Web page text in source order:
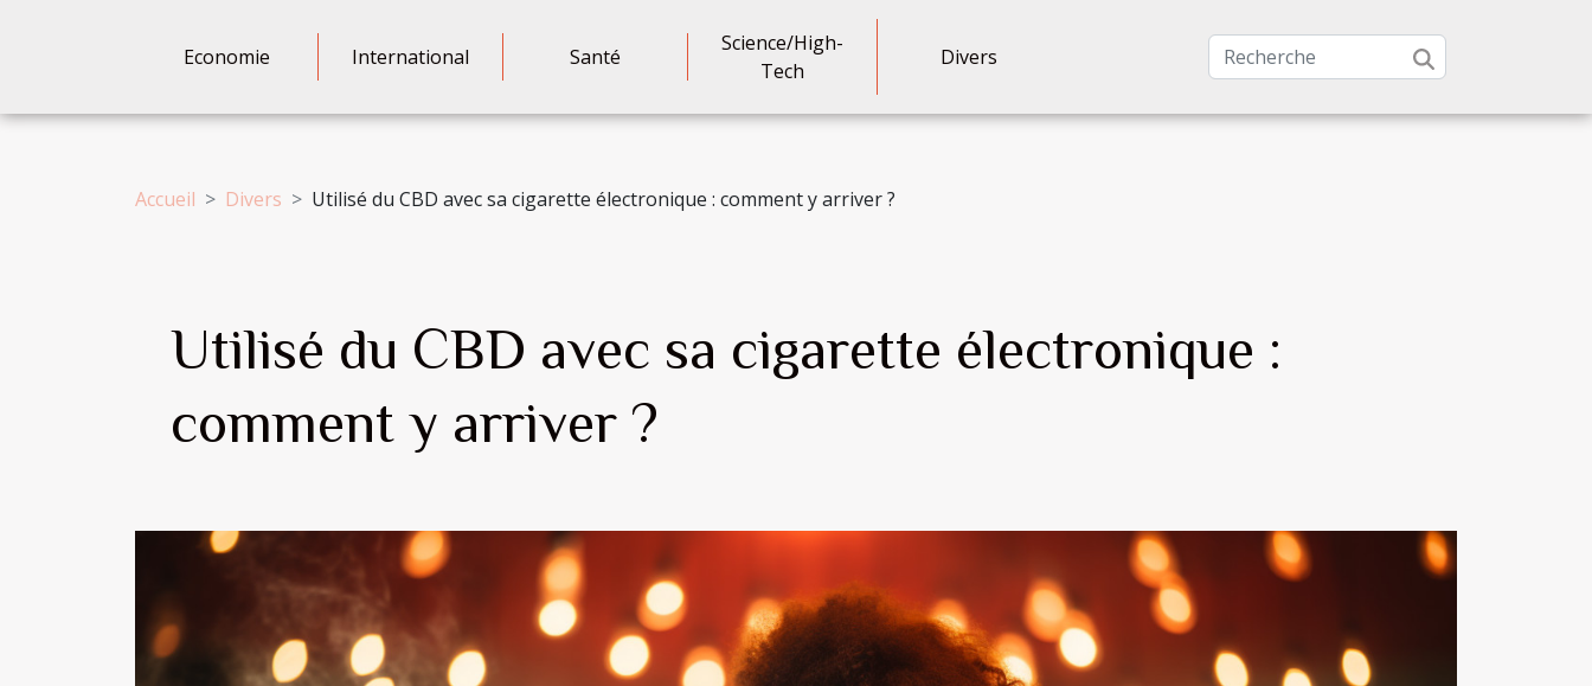
Economie International Santé
Science/High-
Tech
Divers
Accueil Divers Utilisé du CBD avec sa cigarette électronique : comment y arriver ?
Utilisé du CBD avec sa cigarette électronique :
comment y arriver ?